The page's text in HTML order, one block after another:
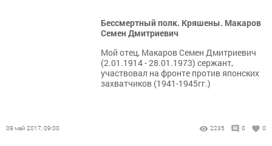
Бессмертный полк. Кряшены. Макаров
Семен Дмитриевич
Мой отец, Макаров Семен Дмитриевич
(2.01.1914 - 28.01.1973) сержант,
участвовал на фронте против японских
захватчиков (1941-1945гг.)
09 май 2017, 09:00 2235 0 0